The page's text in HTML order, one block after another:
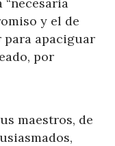
“necesaria
y el de
para apaciguar
por
maestros, de